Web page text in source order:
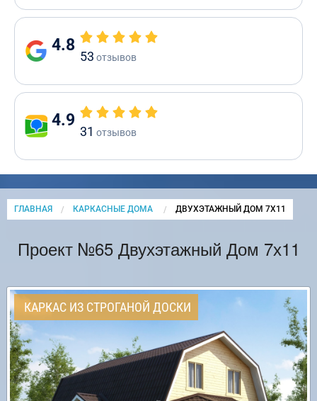
4.8
53 отзывов
4.9
31 отзывов
ГЛАВНАЯ КАРКАСНЫЕ ДОМА CURRENT:
ДВУХЭТАЖНЫЙ ДОМ 7Х11
Проект №65 Двухэтажный Дом 7х11
КАРКАС ИЗ СТРОГАНОЙ ДОСКИ